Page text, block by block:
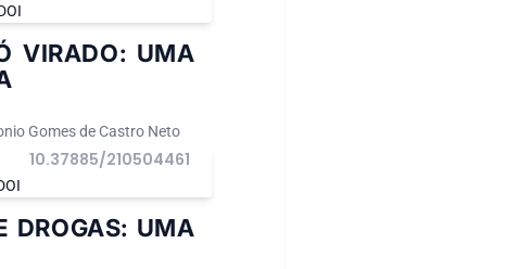
VIRADO: UMA
Gomes de Castro Neto
10.37885/210504461
DROGAS: UMA